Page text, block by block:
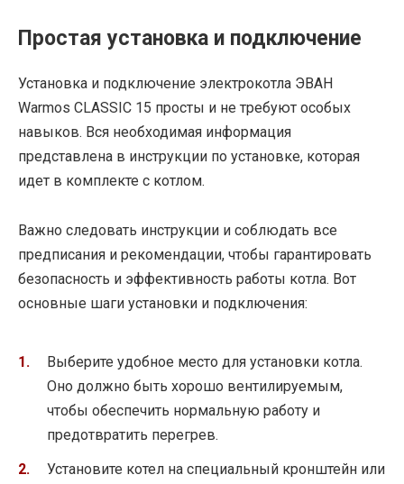
Простая установка и подключение
Установка и подключение электрокотла ЭВАН
Warmos CLASSIC 15 просты и не требуют особых
навыков. Вся необходимая информация
представлена в инструкции по установке, которая
идет в комплекте с котлом.
Важно следовать инструкции и соблюдать все
предписания и рекомендации, чтобы гарантировать
безопасность и эффективность работы котла. Вот
основные шаги установки и подключения:
Выберите удобное место для установки котла.
Оно должно быть хорошо вентилируемым,
чтобы обеспечить нормальную работу и
предотвратить перегрев.
Установите котел на специальный кронштейн или